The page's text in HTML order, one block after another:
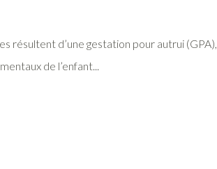
résultent d’une gestation pour autrui (GPA),
de l’enfant...